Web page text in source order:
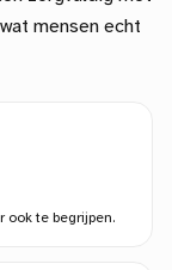
mensen echt
ook te begrijpen.